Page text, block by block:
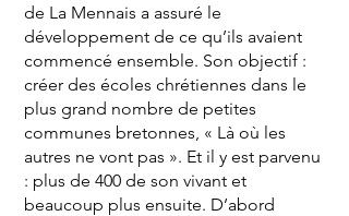
de La Mennais a assuré le
développement de ce qu’ils avaient
commencé ensemble. Son objectif :
créer des écoles chrétiennes dans le
plus grand nombre de petites
communes bretonnes, « Là où les
autres ne vont pas ». Et il y est parvenu
: plus de 400 de son vivant et
beaucoup plus ensuite. D’abord